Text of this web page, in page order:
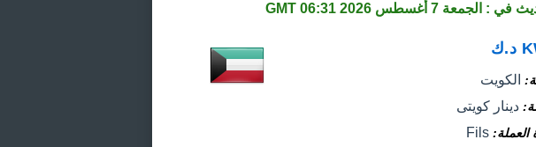
: الجمعة 7 أغسطس 2026 06:31 GMT
د.ك
الكويت
دينار كويتى
العملة Fils